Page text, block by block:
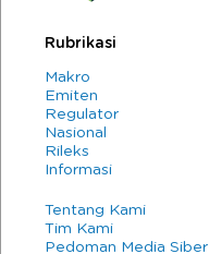
Rubrikasi
Makro
Emiten
Regulator
Nasional
Rileks
Informasi
Tentang Kami
Tim Kami
Pedoman Media Siber